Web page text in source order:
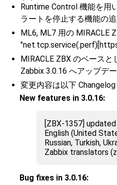
Runtime Control 機能を用
ラートを停止する機能の
ML6, ML7 用の MIRACLE
MIRACLE ZBX のベース
Zabbix 3.0.16 へアップデー
変更内容は以下
New features in 3.0.16:
[ZBX-1357]
English (United
Russian, Turkish,
Zabbix translators
Bug fixes in 3.0.16: